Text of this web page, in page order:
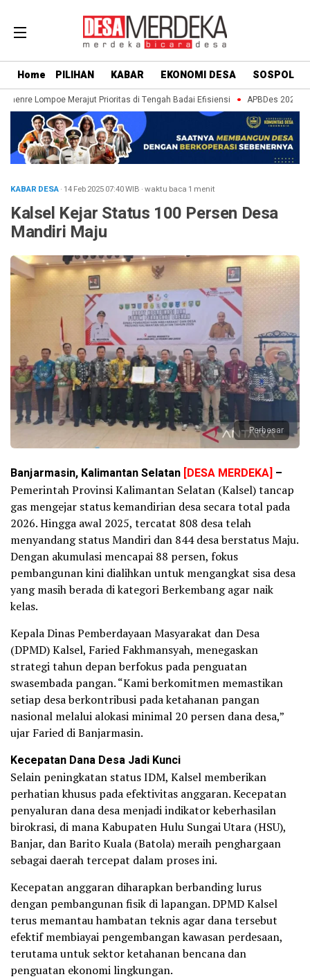
Home PILIHAN KABAR EKONOMI DESA SOSPOL
Lompoe Merajut Prioritas di Tengah Badai Efisiensi APBDes 2027:
KABAR DESA· 14 Feb 202507:40WIB ·waktu baca 1 menit
Kalsel Kejar Status 100 Persen Desa
Mandiri Maju
Perbesar
Banjarmasin, Kalimantan Selatan [DESA MERDEKA] –
Pemerintah Provinsi Kalimantan Selatan (Kalsel) tancap
gas mengejar status kemandirian desa secara total pada
2026. Hingga awal 2025, tercatat 808 desa telah
menyandang status Mandiri dan 844 desa berstatus Maju.
Dengan akumulasi mencapai 88 persen, fokus
pembangunan kini dialihkan untuk mengangkat sisa desa
yang masih berada di kategori Berkembang agar naik
kelas.
Kepala Dinas Pemberdayaan Masyarakat dan Desa
(DPMD) Kalsel, Faried Fakhmansyah, menegaskan
strategi tahun depan berfokus pada penguatan
swasembada pangan. “Kami berkomitmen memastikan
setiap desa berkontribusi pada ketahanan pangan
nasional melalui alokasi minimal 20 persen dana desa,”
ujar Faried di Banjarmasin.
Kecepatan Dana Desa Jadi Kunci
Selain peningkatan status IDM, Kalsel memberikan
perhatian khusus pada efektivitas anggaran. Kecepatan
penyaluran dana desa menjadi indikator keberhasilan
birokrasi, di mana Kabupaten Hulu Sungai Utara (HSU),
Banjar, dan Barito Kuala (Batola) meraih penghargaan
sebagai daerah tercepat dalam proses ini.
Kecepatan anggaran diharapkan berbanding lurus
dengan pembangunan fisik di lapangan. DPMD Kalsel
terus memantau hambatan teknis agar dana tersebut
efektif membiayai pengembangan kawasan perdesaan,
terutama untuk sektor ketahanan bencana dan
penguatan ekonomi lingkungan.